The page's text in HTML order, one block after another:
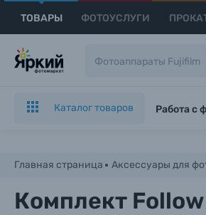
ТОВАРЫ ФОТОУСЛУГИ
Каталог товаров Работа с
Главная страница Аксессуары для
Комплект